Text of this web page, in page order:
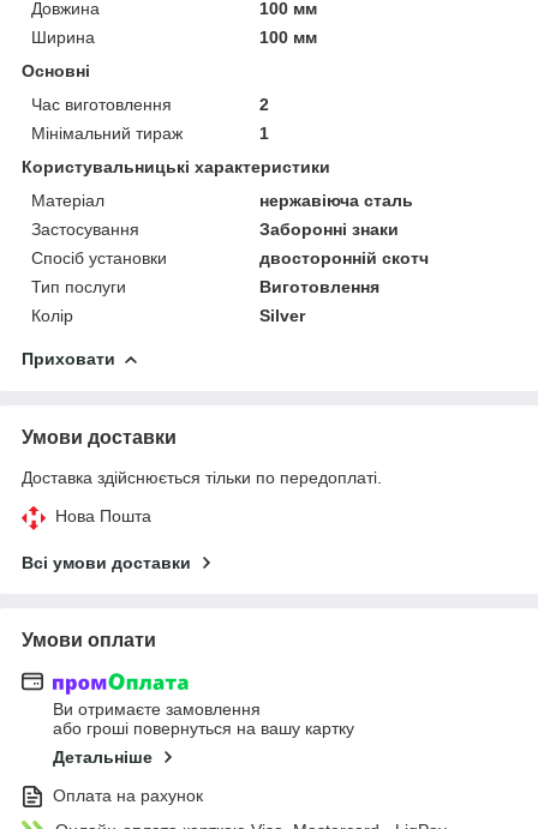
Довжина
100 мм
Ширина
100 мм
Основні
Час виготовлення
2
Мінімальний тираж
1
Користувальницькі характеристики
Матеріал
нержавіюча сталь
Застосування
Заборонні знаки
Спосіб установки
двосторонній скотч
Тип послуги
Виготовлення
Колір
Silver
Приховати
Умови доставки
Доставка здійснюється тільки по передоплаті.
Нова Пошта
Всі умови доставки
Умови оплати
Ви отримаєте замовлення
або гроші повернуться на вашу картку
Детальніше
Оплата на рахунок